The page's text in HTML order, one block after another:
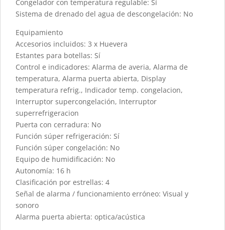
Congelador con temperatura regulable: Sí
Sistema de drenado del agua de descongelación: No
Equipamiento
Accesorios incluidos: 3 x Huevera
Estantes para botellas: Sí
Control e indicadores: Alarma de averia, Alarma de
temperatura, Alarma puerta abierta, Display
temperatura refrig., Indicador temp. congelacion,
Interruptor supercongelación, Interruptor
superrefrigeracion
Puerta con cerradura: No
Función súper refrigeración: Sí
Función súper congelación: No
Equipo de humidificación: No
Autonomía: 16 h
Clasificación por estrellas: 4
Señal de alarma / funcionamiento erróneo: Visual y
sonoro
Alarma puerta abierta: optica/acústica